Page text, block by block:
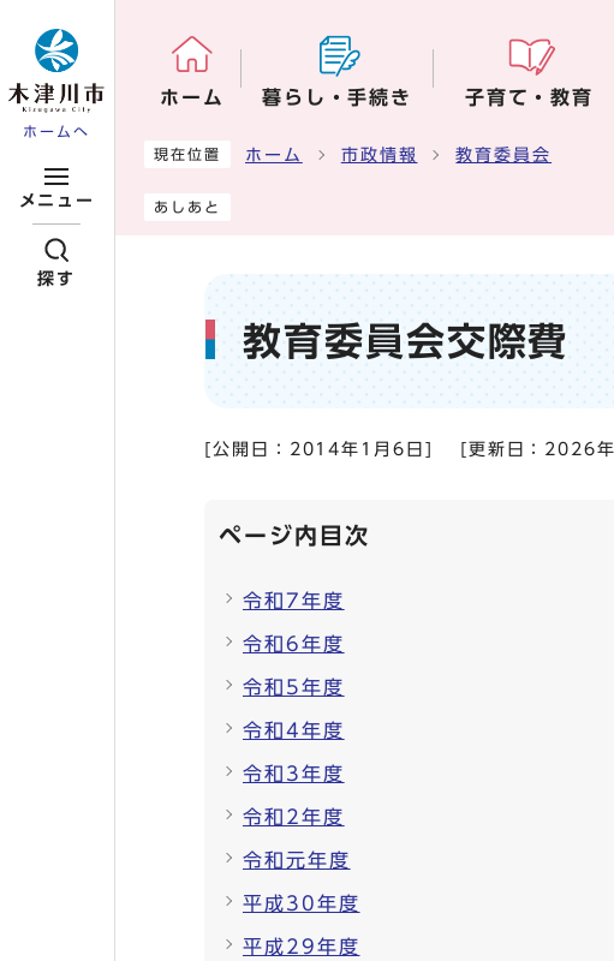
ホームへ
メニュー
探す
ホーム 暮らし・手続き 子育て・教育
ここから本文です
現在位置 ホーム 市政情報 教育委員会
あしあと
教育委員会交際費
[公開日： 2014年1月6日 [更新日： 2026
ページ内目次
令和7年度
令和6年度
令和5年度
令和4年度
令和3年度
令和2年度
令和元年度
平成30年度
平成29年度